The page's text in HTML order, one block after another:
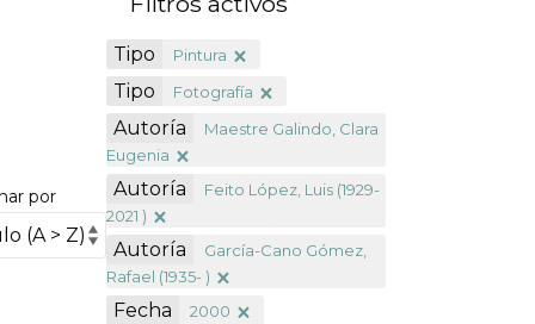
por
Tipo Pintura
Tipo Fotografía
Autoría
Maestre Galindo, Clara
Eugenia
Autoría
Feito López, Luis (1929-
2021 )
Autoría
García-Cano Gómez,
Rafael (1935- )
Fecha 2000